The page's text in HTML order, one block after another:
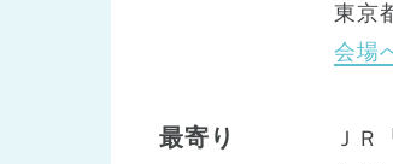
東京
会場
最寄り
ＪＲ